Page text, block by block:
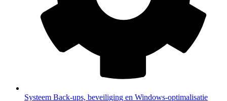
Systeem Back-ups, beveiliging en Windows-optimalisatie